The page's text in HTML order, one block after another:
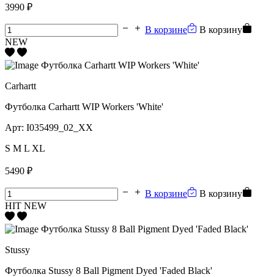
3990 ₽
В корзине
В корзину
NEW
Carhartt
Футболка Carhartt WIP Workers 'White'
Арт: I035499_02_XX
S M L XL
5490 ₽
В корзине
В корзину
HIT NEW
Stussy
Футболка Stussy 8 Ball Pigment Dyed 'Faded Black'